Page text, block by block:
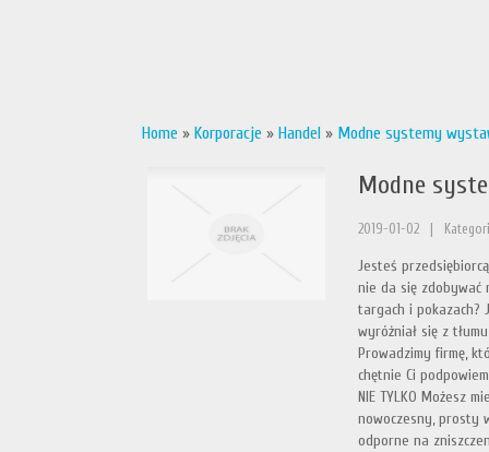
Home » Korporacje » Handel » Modne systemy
Modne
2019-01-02
Jesteś
nie da się zdobywać
targach i pokazach?
wyróżniał się z
Prowadzimy firmę,
chętnie Ci
NIE TYLKO Możesz
nowoczesny, prosty
odporne na